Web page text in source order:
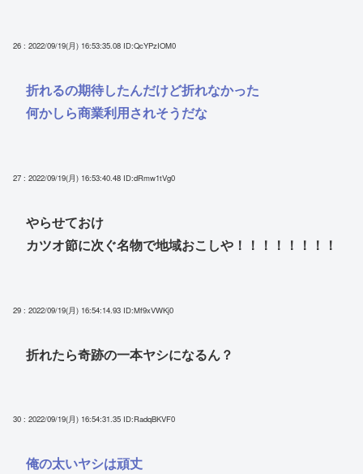
26 : 2022/09/19(月) 16:53:35.08 ID:QcYPzIOM0
折れるの期待したんだけど折れなかった
何かしら商業利用されそうだな
27 : 2022/09/19(月) 16:53:40.48 ID:dRmw1tVg0
やらせておけ
カツオ節に次ぐ名物で地域おこしや！！！！！！！！
29 : 2022/09/19(月) 16:54:14.93 ID:Mf9xVWKj0
折れたら奇跡の一本ヤシになるん？
30 : 2022/09/19(月) 16:54:31.35 ID:RadqBKVF0
俺の太いヤシは頑丈